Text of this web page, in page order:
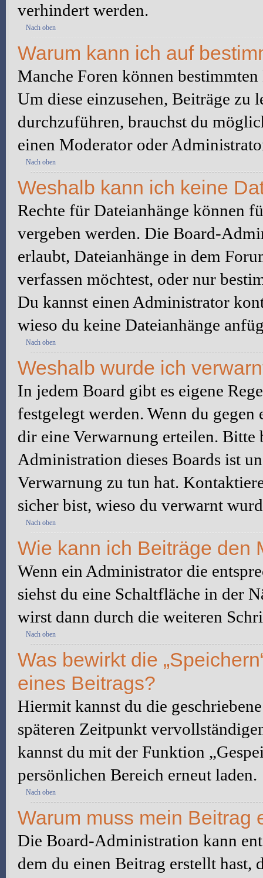
verhindert werden.
Nach oben
Warum kann ich auf
Manche Foren können
Um diese einzusehen, Beiträge zu
durchzuführen, brauchst du
einen Moderator oder
Nach oben
Weshalb kann ich keine
Rechte für Dateianhänge können
vergeben werden. Die Board-
erlaubt, Dateianhänge in dem
verfassen möchtest, oder nur
Du kannst einen Administrator
wieso du keine Dateianhänge
Nach oben
Weshalb wurde ich
In jedem Board gibt es eigene
festgelegt werden. Wenn du
dir eine Verwarnung erteilen. Bitte
Administration dieses Boards ist
Verwarnung zu tun hat.
sicher bist, wieso du verwarnt
Nach oben
Wie kann ich Beiträge den
Wenn ein Administrator die
siehst du eine Schaltfläche in der
wirst dann durch die weiteren
Nach oben
Was bewirkt die
eines Beitrags?
Hiermit kannst du die
späteren Zeitpunkt
kannst du mit der Funktion
persönlichen Bereich erneut laden.
Nach oben
Warum muss mein Beitrag
Die Board-Administration kann
dem du einen Beitrag erstellt hast,